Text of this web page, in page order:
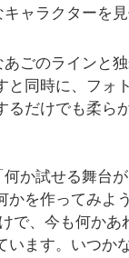
ャラクターを
ごのラインと
同時に、フォ
だけでも柔ら
か試せる舞台
かを作ってみよ
で、今も何かあ
ます。いつか